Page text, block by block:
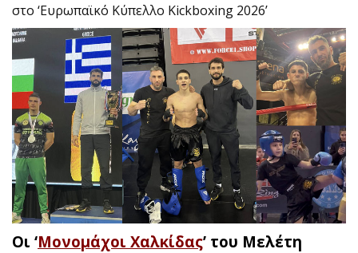
στο ‘Ευρωπαϊκό Κύπελλο Kickboxing 2026’
Οι ‘Μονομάχοι Χαλκίδας’ του Μελέτη